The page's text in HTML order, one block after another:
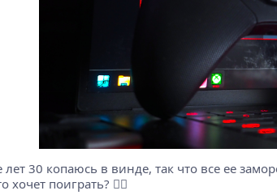
лет 30 копаюсь в винде, так что все ее
хочет поиграть? 🤷‍♂️